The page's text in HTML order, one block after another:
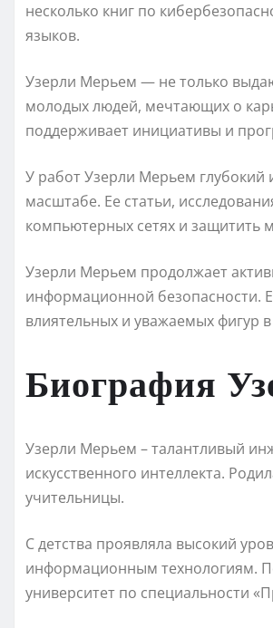
несколько книг по
языков.
Узерли Мерьем — не только
молодых людей, мечтающих о
поддерживает инициативы и
У работ Узерли Мерьем глубокий
масштабе. Ее статьи,
компьютерных сетях и защитить
Узерли Мерьем продолжает
информационной безопасности.
влиятельных и уважаемых фигур
Биография
Узерли Мерьем – талантливый
искусственного интеллекта.
учительницы.
С детства проявляла высокий
информационным технологиям.
университет по специальности